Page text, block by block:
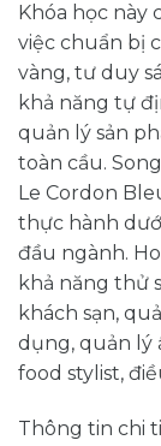
Khóa học này
việc chuẩn bị
vàng, tư duy
khả năng tự
quản lý sản
toàn cầu.
Le Cordon
thực hành
đầu ngành.
khả năng thử
khách sạn,
dụng, quản lý
food stylist,
Thông tin chi